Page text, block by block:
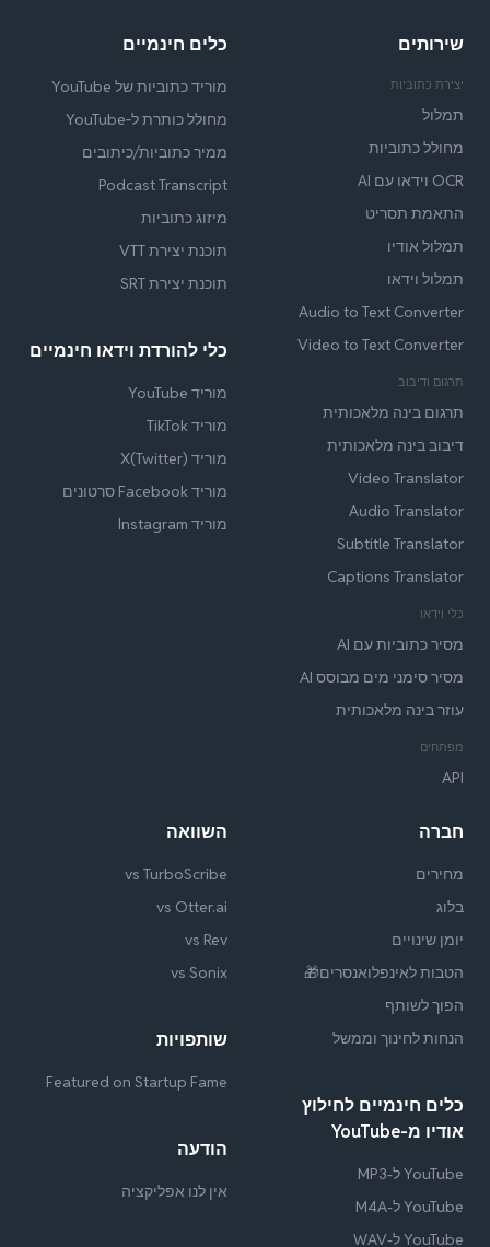
שירותים
יצירת כתוביות
תמלול
מחולל כתוביות
OCR וידאו עם AI
התאמת תסריט
תמלול אודיו
תמלול וידאו
Audio to Text Converter
Video to Text Converter
תרגום ודיבוב
תרגום בינה מלאכותית
דיבוב בינה מלאכותית
Video Translator
Audio Translator
Subtitle Translator
Captions Translator
כלי וידאו
מסיר כתוביות עם AI
מסיר סימני מים מבוסס AI
עוזר בינה מלאכותית
מפתחים
API
כלים חינמיים
מוריד כתוביות של YouTube
מחולל כותרת ל‑YouTube
ממיר כתוביות/כיתובים
Podcast Transcript
מיזוג כתוביות
תוכנת יצירת VTT
תוכנת יצירת SRT
כלי להורדת וידאו חינמיים
מוריד YouTube
מוריד TikTok
מוריד X(Twitter)
מוריד Facebook סרטונים
מוריד Instagram
חברה
מחירים
בלוג
יומן שינויים
הטבות לאינפלואנסרים🎁
הפוך לשותף
הנחות לחינוך וממשל
כלים חינמיים לחילוץ
אודיו מ-YouTube
YouTube ל-MP3
YouTube ל-M4A
YouTube ל-WAV
השוואה
vs TurboScribe
vs Otter.ai
vs Rev
vs Sonix
שותפויות
Featured on Startup Fame
הודעה
אין לנו אפליקציה